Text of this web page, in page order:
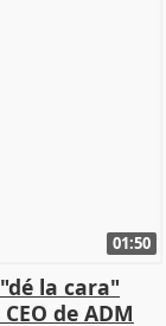
01:50
la cara"
de ADM